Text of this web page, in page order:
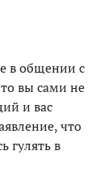
в общении с
вы сами не
и вас
что
гулять в